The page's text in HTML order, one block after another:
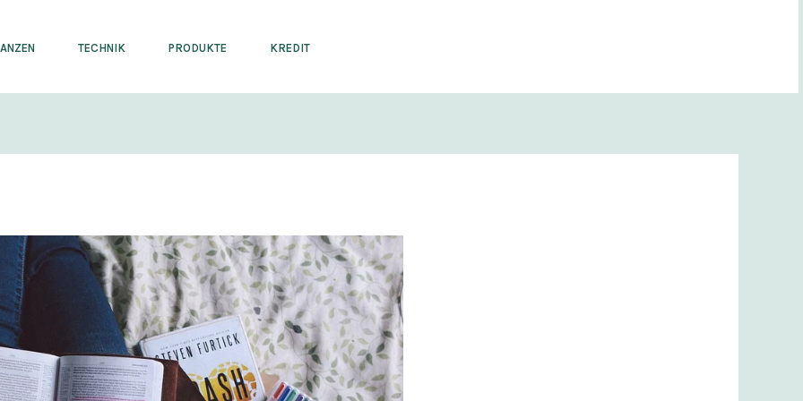
TECHNIK PRODUKTE KREDIT